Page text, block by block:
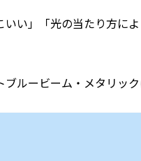
いい」「光の当たり方に
ルービーム・メタリック